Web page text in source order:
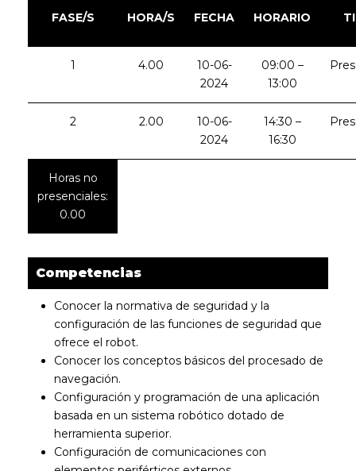
FASE/S HORA/S FECHA HORARIO
1 4.00
10-06-
2024
09:00 –
13:00
2 2.00
10-06-
2024
14:30 –
16:30
Horas no
presenciales:
0.00
Competencias
Conocer la normativa de seguridad y la
configuración de las funciones de seguridad que
ofrece el robot.
Conocer los conceptos básicos del procesado de
navegación.
Configuración y programación de una aplicación
basada en un sistema robótico dotado de
herramienta superior.
Configuración de comunicaciones con